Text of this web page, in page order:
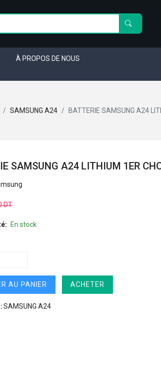
À PROPOS DE NOUS
SAMSUNG A24 BATTERIE SAMSUNG A24
SAMSUNG A24 LITHIUM 1ER
DT
En stock
AU PANIER ACHETER
SAMSUNG A24